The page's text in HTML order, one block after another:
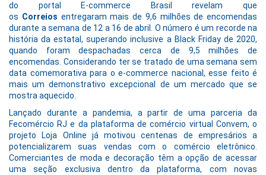
do portal E-commerce Brasil revelam que
os Correios entregaram mais de 9,6 milhões de encomendas
durante a semana de 12 a 16 de abril. O número é um recorde na
história da estatal, superando inclusive a Black Friday de 2020,
quando foram despachadas cerca de 9,5 milhões de
encomendas. Considerando ter se tratado de uma semana sem
data comemorativa para o e-commerce nacional, esse feito é
mais um demonstrativo excepcional de um mercado que se
mostra aquecido.
Lançado durante a pandemia, a partir de uma parceria da
Fecomércio RJ e da plataforma de comércio virtual Convem, o
projeto Loja Online já motivou centenas de empresários a
potencializarem suas vendas com o comércio eletrônico.
Comerciantes de moda e decoração têm a opção de acessar
uma seção exclusiva dentro da plataforma, com novas